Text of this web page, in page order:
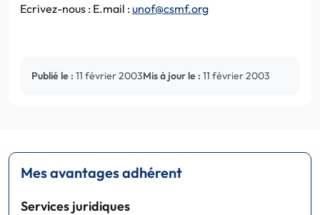
Ecrivez-nous : E.mail :unof@csmf.org
Publié le : 11 février 2003Mis à jour le : 11 février 2003
Mes avantages adhérent
Services juridiques